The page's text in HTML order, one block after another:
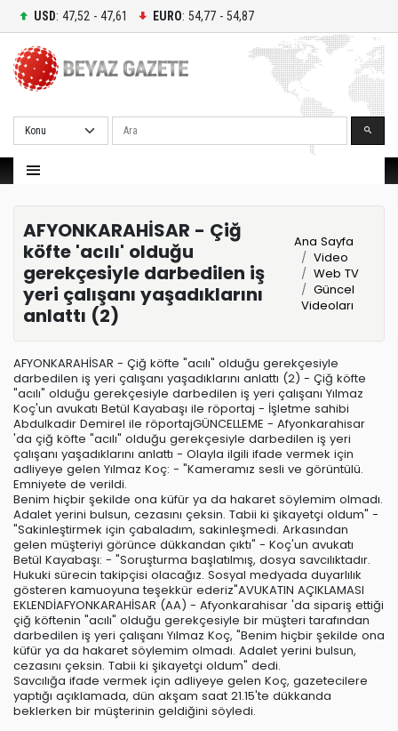
USD: 47,52 - 47,61 EURO: 54,77 - 54,87
Ara
AFYONKARAHİSAR - Çiğ
köfte 'acılı' olduğu
gerekçesiyle darbedilen iş
yeri çalışanı yaşadıklarını
anlattı (2)
Ana Sayfa
Video
Web TV
Güncel
Videoları
AFYONKARAHİSAR - Çiğ köfte "acılı" olduğu gerekçesiyle
darbedilen iş yeri çalışanı yaşadıklarını anlattı (2) - Çiğ köfte
"acılı" olduğu gerekçesiyle darbedilen iş yeri çalışanı Yılmaz
Koç'un avukatı Betül Kayabaşı ile röportaj - İşletme sahibi
Abdulkadir Demirel ile röportajGÜNCELLEME - Afyonkarahisar
'da çiğ köfte "acılı" olduğu gerekçesiyle darbedilen iş yeri
çalışanı yaşadıklarını anlattı - Olayla ilgili ifade vermek için
adliyeye gelen Yılmaz Koç: - "Kameramız sesli ve görüntülü.
Emniyete de verildi.
Benim hiçbir şekilde ona küfür ya da hakaret söylemim olmadı.
Adalet yerini bulsun, cezasını çeksin. Tabii ki şikayetçi oldum" -
"Sakinleştirmek için çabaladım, sakinleşmedi. Arkasından
gelen müşteriyi görünce dükkandan çıktı" - Koç'un avukatı
Betül Kayabaşı: - "Soruşturma başlatılmış, dosya savcılıktadır.
Hukuki sürecin takipçisi olacağız. Sosyal medyada duyarlılık
gösteren kamuoyuna teşekkür ederiz"AVUKATIN AÇIKLAMASI
EKLENDİAFYONKARAHİSAR (AA) - Afyonkarahisar 'da sipariş ettiği
çiğ köftenin "acılı" olduğu gerekçesiyle bir müşteri tarafından
darbedilen iş yeri çalışanı Yılmaz Koç, "Benim hiçbir şekilde ona
küfür ya da hakaret söylemim olmadı. Adalet yerini bulsun,
cezasını çeksin. Tabii ki şikayetçi oldum" dedi.
Savcılığa ifade vermek için adliyeye gelen Koç, gazetecilere
yaptığı açıklamada, dün akşam saat 21.15'te dükkanda
beklerken bir müşterinin geldiğini söyledi.